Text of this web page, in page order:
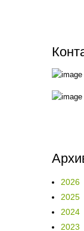
2026
2025
2024
2023